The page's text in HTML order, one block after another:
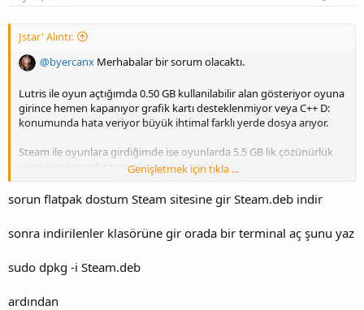
Jstar' Alıntı:
@byercanx Merhabalar bir sorum olacaktı.
Lutris ile oyun açtığımda 0.50 GB kullanilabilir alan gösteriyor oyuna
girince hemen kapanıyor grafik kartı desteklenmiyor veya C++ D:
konumunda hata veriyor büyük ihtimal farklı yerde dosya arıyor.
Steam ile oyunlara girdiğimde ise oyunlarda 5.5 GB lik çözünürlük
ayarı sunuyor sıkıntısız oynatıyor genelde.
Sizde oyunlar için Steam'i benim gibi mecbur mu kullanıyorsunuz
yoksa ek ayar yaptiniz mi birde 5.5 GB yi yükseltme ve grafik kartıni
Capcom oyunlarında Dualsense ne yaptiysam algılamıyor.
Genişletmek için tıkla ...
sorun flatpak dostum Steam sitesine gir Steam.deb indir
sonra indirilenler klasörüne gir orada bir terminal aç şunu yaz
sudo dpkg -i Steam.deb
ardından